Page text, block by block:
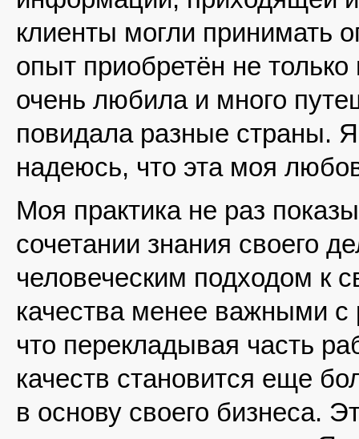
клиенты могли принимать
опыт приобретён не
очень любила и много
повидала разные страны.
надеюсь, что эта моя
Моя практика не раз
сочетании знания своего
человеческим подходом к
качества менее важными
что перекладывая часть
качеств становится еще
в основу своего бизнеса.